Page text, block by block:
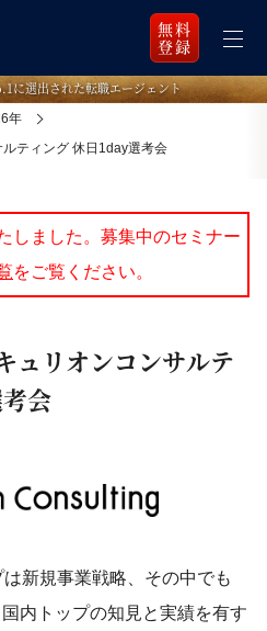
無料
登録
に選出された転職エージェント
年
ティング 休日1day選考会
しました。募集中のセミナー
をご覧ください。
ュリオンコンサルテ
会
新規事業戦略、その中でも
内トップの知見と実績を有す